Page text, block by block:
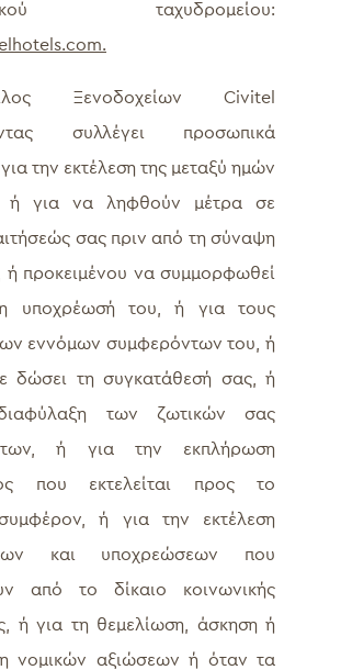
ταχυδρομείου:
Ξενοδοχείων Civitel
συλλέγει προσωπικά
την εκτέλεση της μεταξύ ημών
ή για να ληφθούν μέτρα σε
σας πριν από τη σύναψη
ή προκειμένου να συμμορφωθεί
υποχρέωσή του, ή για τους
εννόμων συμφερόντων του, ή
δώσει τη συγκατάθεσή σας, ή
των ζωτικών σας
ή για την εκπλήρωση
που εκτελείται προς το
ή για την εκτέλεση
και υποχρεώσεων που
από το δίκαιο κοινωνικής
ή για τη θεμελίωση, άσκηση ή
νομικών αξιώσεων ή όταν τα